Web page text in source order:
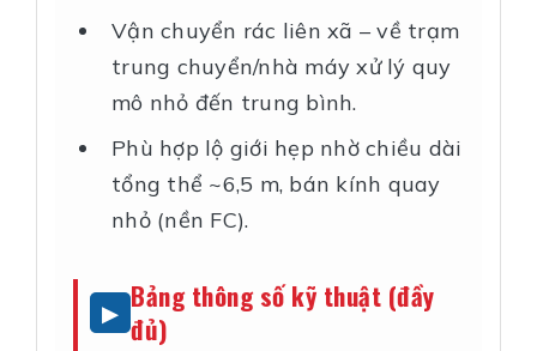
Vận chuyển rác liên xã – về trạm
trung chuyển/nhà máy xử lý quy
mô nhỏ đến trung bình.
Phù hợp lộ giới hẹp nhờ chiều dài
tổng thể ~6,5 m, bán kính quay
nhỏ (nền FC).
Bảng thông số kỹ thuật (đầy
đủ)